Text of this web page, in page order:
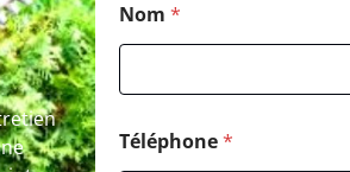
Nom *
Téléphone*